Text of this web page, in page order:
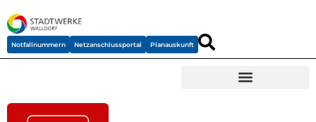
Notfallnummern Netzanschlussportal Planauskunft